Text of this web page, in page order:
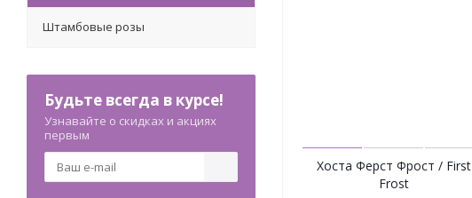
Хоста Ферст Фрост / First
Frost
Штамбовые розы
Будьте всегда в курсе!
Узнавайте о скидках и акциях
первым